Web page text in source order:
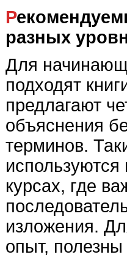
Рекомендуемые источники для
разных
Для
подходят
предлагают
объяснения
терминов.
курсах, где
изложения.
опыт,